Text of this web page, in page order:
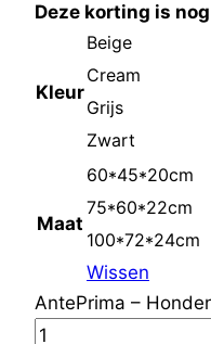
Deze korting is nog
Kleur
Beige
Cream
Grijs
Zwart
Maat
60*45*20cm
75*60*22cm
100*72*24cm
Wissen
AntePrima –